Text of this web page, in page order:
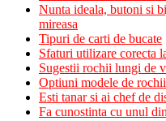
Nunta ideala, butoni si
mireasa
Tipuri de carti de bucate
Sfaturi utilizare corecta
Sugestii rochii lungi de
Optiuni modele de
Esti tanar si ai chef de
Fa cunostinta cu unul